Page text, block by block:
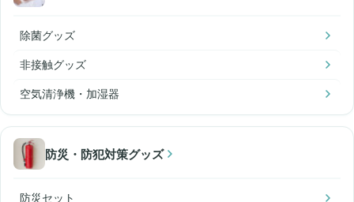
除菌グッズ
非接触グッズ
空気清浄機・加湿器
防災・防犯対策グッズ
防災セット